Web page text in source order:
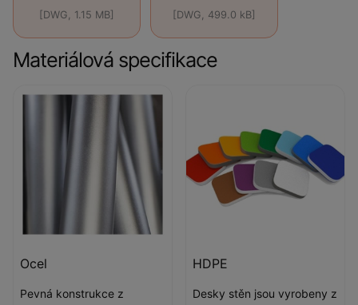
[DWG, 1.15 MB] [DWG, 499.0 kB]
Materiálová specifikace
Ocel
Pevná konstrukce z
HDPE
Desky stěn jsou vyrobeny z